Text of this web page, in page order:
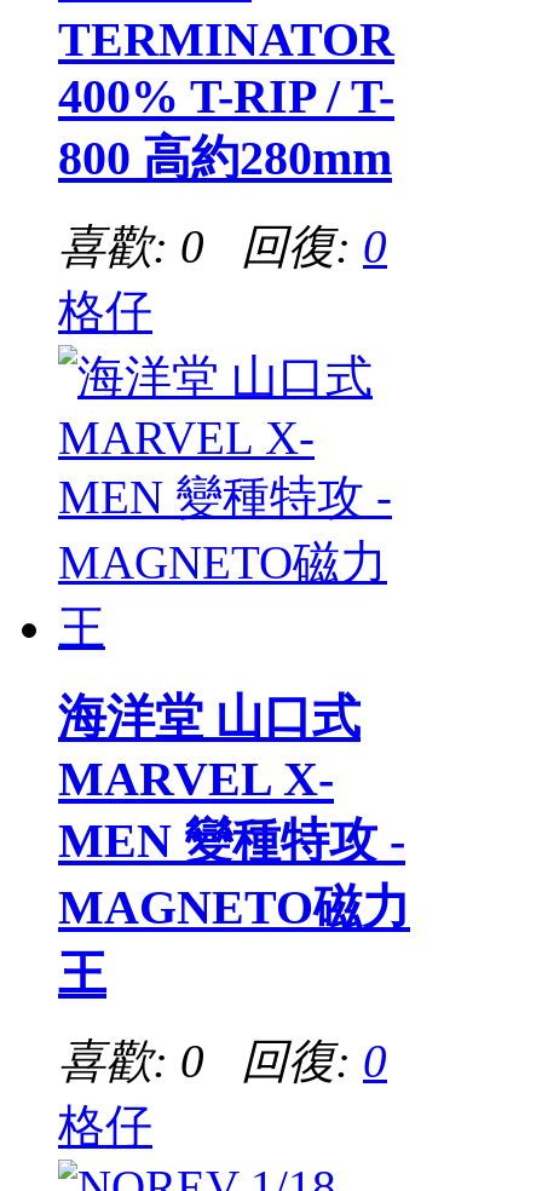
TERMINATOR
400% T-RIP / T-
800 高約280mm
喜歡: 0 回復: 0
格仔
海洋堂 山口式
MARVEL X-
MEN 變種特攻 -
MAGNETO磁力
王
喜歡: 0 回復: 0
格仔